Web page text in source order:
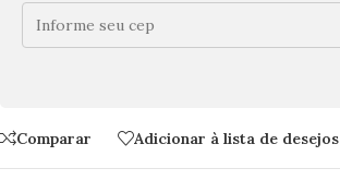
Comparar Adicionar à lista de desejos